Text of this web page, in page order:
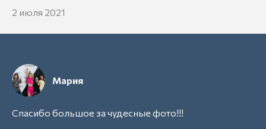
2 июля 2021
Мария
Спасибо большое за чудесные фото!!!